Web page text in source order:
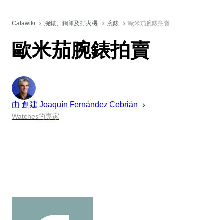
Catawiki 腕錶、鋼筆及打火機 腕錶 歐米茄腕錶拍賣
歐米茄腕錶拍賣
由 創建 Joaquín Fernández Cebrián
Watches的專家